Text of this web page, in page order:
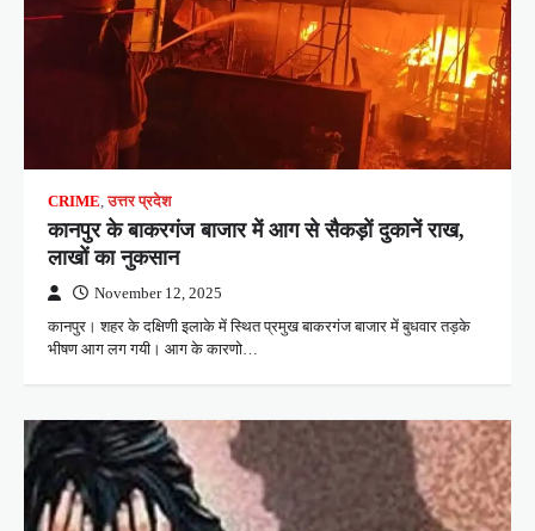
CRIME,उत्तर प्रदेश
कानपुर के बाकरगंज बाजार में आग से सैकड़ों दुकानें राख,
लाखों का नुकसान
November 12, 2025
कानपुर। शहर के दक्षिणी इलाके में स्थित प्रमुख बाकरगंज बाजार में बुधवार तड़के
भीषण आग लग गयी। आग के कारणो…